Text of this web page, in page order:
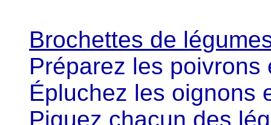
Brochettes de
Préparez les
Épluchez les oignons
Piquez chacun des